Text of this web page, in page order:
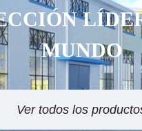
MUNDO
Ver todos los